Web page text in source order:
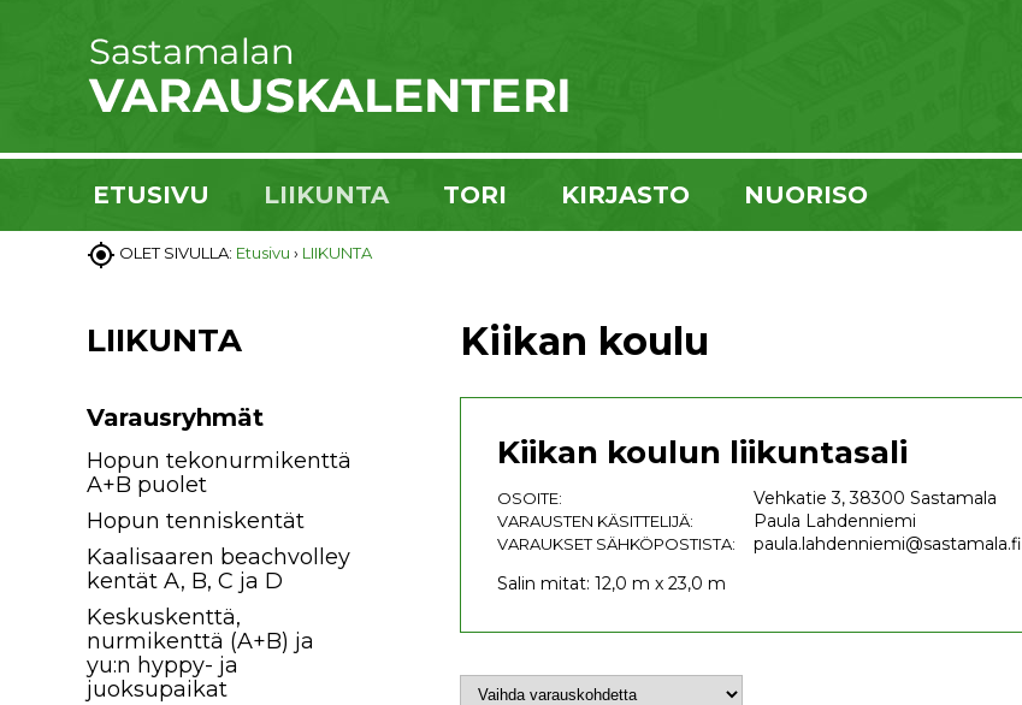
ETUSIVU LIIKUNTA TORI KIRJASTO NUORISO
 OLET SIVULLA: Etusivu › LIIKUNTA
LIIKUNTA
Varausryhmät
Hopun tekonurmikenttä
A+B puolet
Hopun tenniskentät
Kaalisaaren beachvolley
kentät A, B, C ja D
Keskuskenttä,
nurmikenttä (A+B) ja
yu:n hyppy- ja
juoksupaikat
Kiikan koulu
Kiikan koulun liikuntasali
OSOITE: Vehkatie 3, 38300 Sastamala
VARAUSTEN KÄSITTELIJÄ: Paula Lahdenniemi
VARAUKSET SÄHKÖPOSTISTA:
paula.lahdenniemi@sastamala.fi
Salin mitat: 12,0 m x 23,0 m